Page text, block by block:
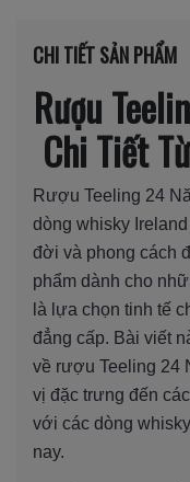
CHI TIẾT SẢN PHẨM
Rượu
Chi Tiết
Rượu Teeling 24
dòng whisky
đời và phong cách
phẩm dành cho
là lựa chọn tinh tế
đẳng cấp. Bài viết
về rượu Teeling 24
vị đặc trưng đến
với các dòng
nay.